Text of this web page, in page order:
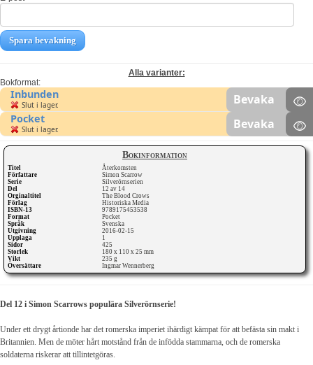
Bokinformation
Titel
Återkomsten
Författare
Simon Scarrow
Serie
Silverörnserien
Del
12 av 14
Orginaltitel
The Blood Crows
Förlag
Historiska Media
ISBN-13
9789175453538
Format
Pocket
Språk
Svenska
Utgivning
2016-02-15
Upplaga
1
Sidor
425
Storlek
180 x 110 x 25 mm
Vikt
235 g
Översättare
Ingmar Wennerberg
Spara bevakning
Alla varianter:
Bokformat:
Inbunden
Slut i lager. Bevaka
Pocket
Slut i lager. Bevaka
Del 12 i Simon Scarrows populära Silverörnserie!
Under ett drygt årtionde har det romerska imperiet ihärdigt kämpat för att befästa sin makt i
Britannien. Men de möter hårt motstånd från de infödda stammarna, och de romerska
soldaterna riskerar att tillintetgöras.